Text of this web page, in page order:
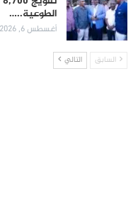
الطوعية..…
أغسطس 6, 2026
السابق التالي